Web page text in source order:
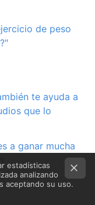
de peso
te ayuda a
que lo
a ganar mucha
estadísticas
analizando
aceptando su uso.